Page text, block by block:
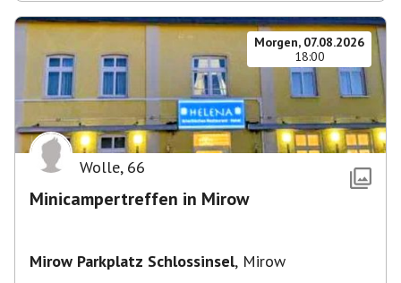
Morgen, 07.08.2026
18:00
Wolle, 66
Minicampertreffen in Mirow
Mirow Parkplatz Schlossinsel, Mirow